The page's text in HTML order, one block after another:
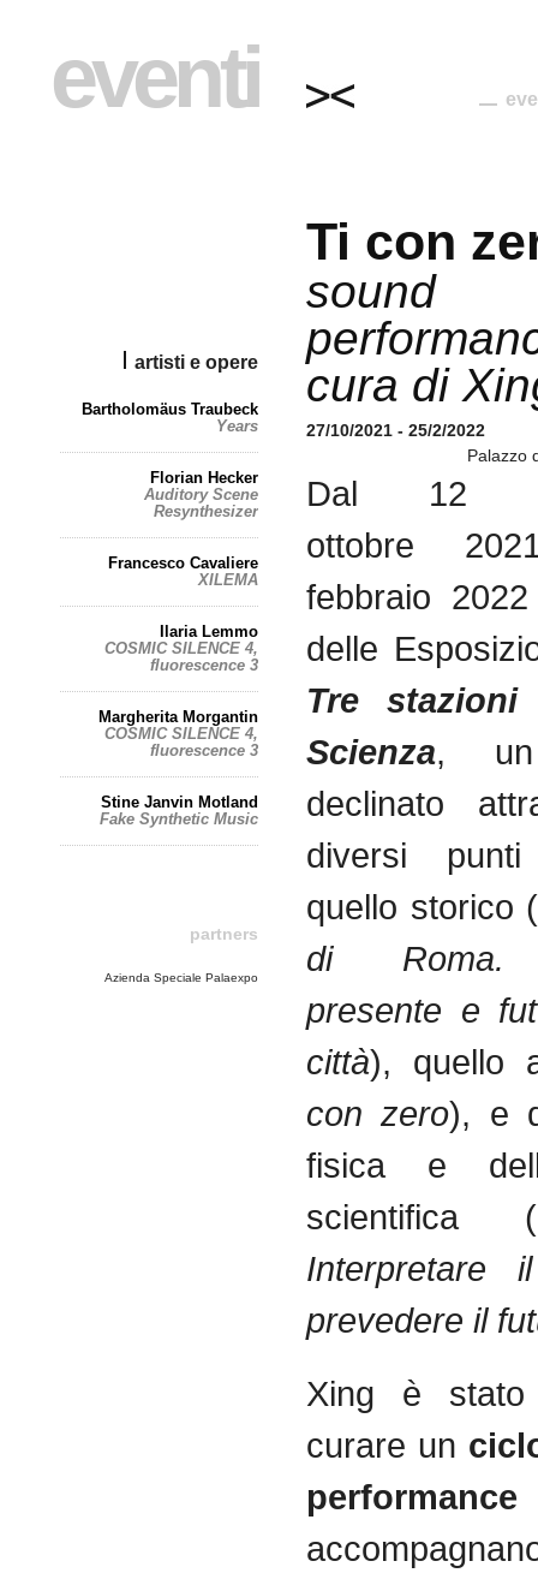
eventi
artisti e opere
Bartholomäus Traubeck
Years
Florian Hecker
Auditory Scene
Resynthesizer
Francesco Cavaliere
XILEMA
Ilaria Lemmo
COSMIC SILENCE 4,
fluorescence 3
Margherita Morgantin
COSMIC SILENCE 4,
fluorescence 3
Stine Janvin Motland
Fake Synthetic Music
partners
Azienda Speciale Palaexpo
Ti con
sound
cura di
27/10/2021 - 25/2/2022
Palazzo
Dal 12
ottobre
febbraio
delle
Tre
Scienza, un
declinato
diversi
quello storico (
di Roma.
presente e
città), quello
con zero), e
fisica e
scientifica (
Interpretare
prevedere il
Xing è
curare un
performance